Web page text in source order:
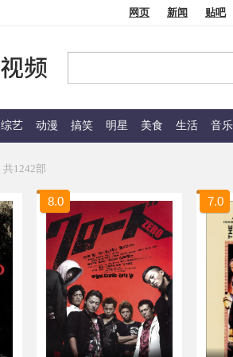
网页 新闻 贴吧
综艺 动漫 搞笑 明星 美食 生活 音乐
共1242部
8.0 7.0